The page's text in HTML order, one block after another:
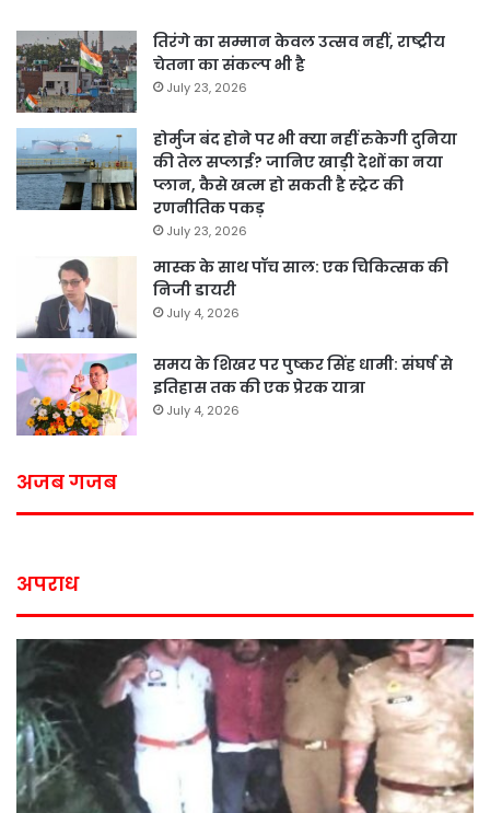
तिरंगे का सम्मान केवल उत्सव नहीं, राष्ट्रीय
चेतना का संकल्प भी है
July 23, 2026
होर्मुज बंद होने पर भी क्या नहीं रुकेगी दुनिया
की तेल सप्लाई? जानिए खाड़ी देशों का नया
प्लान, कैसे खत्म हो सकती है स्ट्रेट की
रणनीतिक पकड़
July 23, 2026
मास्क के साथ पॉच साल: एक चिकित्सक की
निजी डायरी
July 4, 2026
समय के शिखर पर पुष्कर सिंह धामी: संघर्ष से
इतिहास तक की एक प्रेरक यात्रा
July 4, 2026
अजब गजब
अपराध